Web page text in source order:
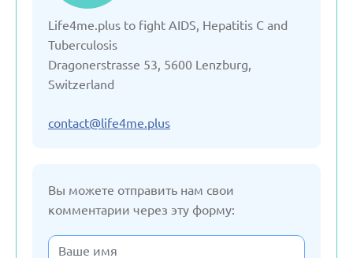
Life4me.plus to fight AIDS, Hepatitis C and
Tuberculosis
Dragonerstrasse 53, 5600 Lenzburg,
Switzerland
contact@life4me.plus
Вы можете отправить нам свои
комментарии через эту форму:
Германия
Грузия
Дания
Италия